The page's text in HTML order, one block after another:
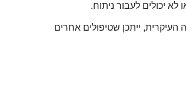
יכולים לעבור ניתוח.
ייתכן שטיפולים אחרים